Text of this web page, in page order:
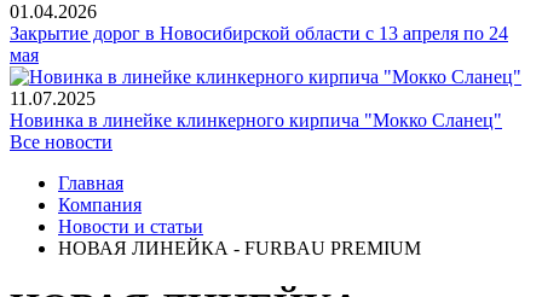
01.04.2026
Закрытие дорог в Новосибирской области с 13 апреля по 24
мая
11.07.2025
Новинка в линейке клинкерного кирпича "Мокко Сланец"
Все новости
Главная
Компания
Новости и статьи
НОВАЯ ЛИНЕЙКА - FURBAU PREMIUM